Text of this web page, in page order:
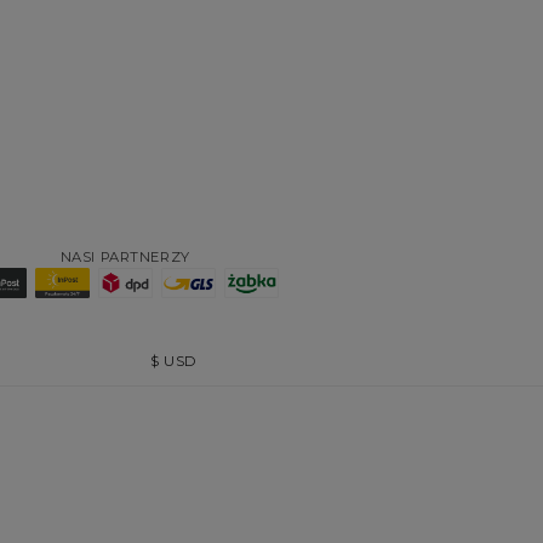
NASI PARTNERZY
$ USD